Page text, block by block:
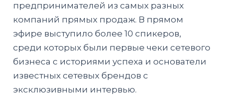
предпринимателей из самых разных
компаний прямых продаж. В прямом
эфире выступило более 10 спикеров,
среди которых были первые чеки сетевого
бизнеса с историями успеха и основатели
известных сетевых брендов с
эксклюзивными интервью.